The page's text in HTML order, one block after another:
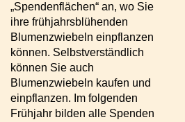
„Spendenflächen“ an, wo Sie
ihre frühjahrsblühenden
Blumenzwiebeln einpflanzen
können. Selbstverständlich
können Sie auch
Blumenzwiebeln kaufen und
einpflanzen. Im folgenden
Frühjahr bilden alle Spenden